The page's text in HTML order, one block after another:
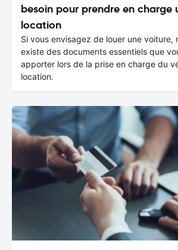
besoin pour prendre en charge
location
Si vous envisagez de louer une voiture,
existe des documents essentiels que
apporter lors de la prise en charge du
location.